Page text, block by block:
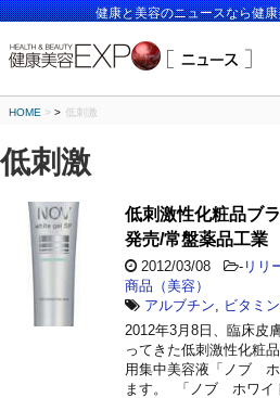
健康と美容のニュースなら健
HOME > 低刺激
低刺激
低刺激性化粧品ブ
発売/常盤薬品工業
2012/03/08 - リリ
商品（美容）
アルブチン
ビタミ
2012年3月8日、臨床皮
ってきた低刺激性化粧
用集中美容液「ノブ ホ
ます。 「ノブ ホワイ